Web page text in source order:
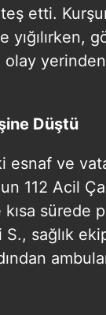
etti.
olay
Düştü
esnaf ve
112 Acil
sürede
sağlık